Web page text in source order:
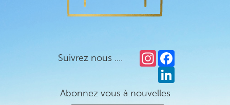
Suivrez nous .... Facebook
Instagram
LinkedIn
Abonnez vous à nouvelles